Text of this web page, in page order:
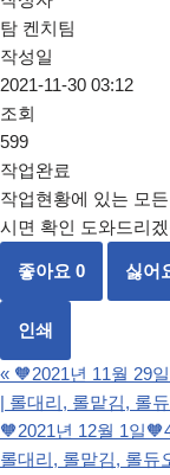
탐 켄치팀
작성일
2021-11-30 03:12
조회
599
작업완료
작업현황에 있는 모
시면 확인 도와드리
좋아요 0 싫어
인쇄
« 🧡2021년 11월 29
| 롤대리, 롤맡김, 롤
🧡2021년 12월 1일
롤대리, 롤맡김, 롤듀